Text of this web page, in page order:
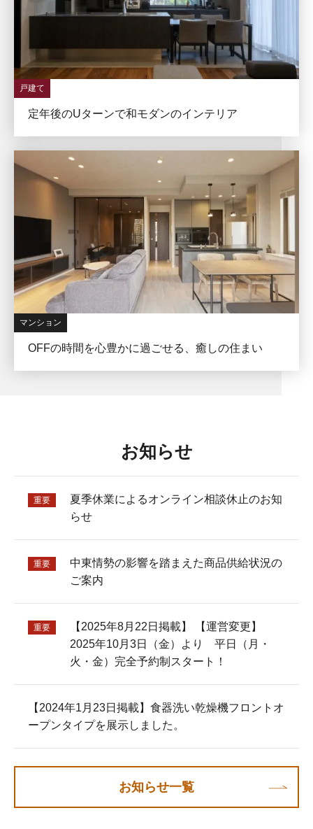
戸建て
定年後のUターンで和モダンのインテリア
マンション
OFFの時間を心豊かに過ごせる、癒しの住まい
お知らせ
重要
夏季休業によるオンライン相談休止のお知
らせ
重要
中東情勢の影響を踏まえた商品供給状況の
ご案内
重要
【2025年8月22日掲載】 【運営変更】
2025年10月3日（金）より 平日（月・
火・金）完全予約制スタート！
【2024年1月23日掲載】食器洗い乾燥機フロントオ
ープンタイプを展示しました。
お知らせ一覧